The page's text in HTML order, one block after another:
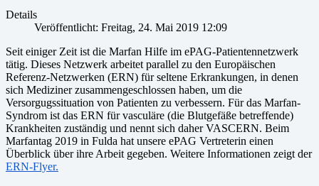
Details
Veröffentlicht: Freitag, 24. Mai 2019 12:09
Seit einiger Zeit ist die Marfan Hilfe im ePAG-Patientennetzwerk
tätig. Dieses Netzwerk arbeitet parallel zu den Europäischen
Referenz-Netzwerken (ERN) für seltene Erkrankungen, in denen
sich Mediziner zusammengeschlossen haben, um die
Versorgugssituation von Patienten zu verbessern. Für das Marfan-
Syndrom ist das ERN für vasculäre (die Blutgefäße betreffende)
Krankheiten zuständig und nennt sich daher VASCERN. Beim
Marfantag 2019 in Fulda hat unsere ePAG Vertreterin einen
Überblick über ihre Arbeit gegeben. Weitere Informationen zeigt der
ERN-Flyer.